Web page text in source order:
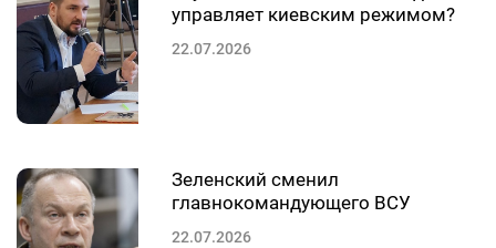
управляет киевским режимом?
22.07.2026
Зеленский сменил
главнокомандующего ВСУ
22.07.2026